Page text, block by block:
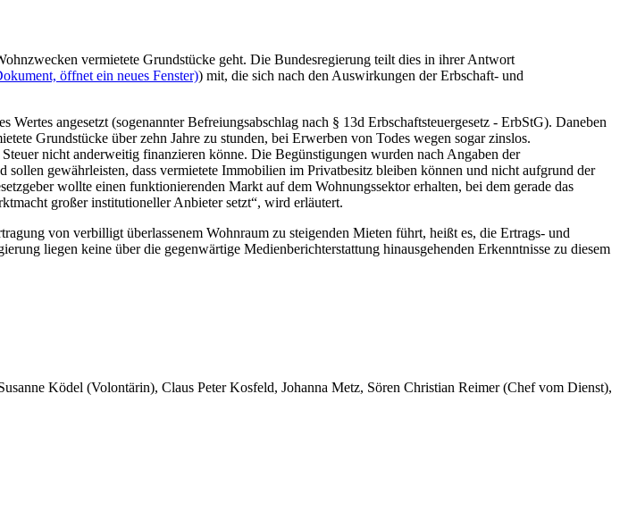
vermietete Grundstücke geht. Die Bundesregierung teilt dies in ihrer Antwort
öffnet ein neues Fenster)) mit, die sich nach den Auswirkungen der Erbschaft- und
angesetzt (sogenannter Befreiungsabschlag nach § 13d Erbschaftsteuergesetz - ErbStG). Daneben
Grundstücke über zehn Jahre zu stunden, bei Erwerben von Todes wegen sogar zinslos.
nicht anderweitig finanzieren könne. Die Begünstigungen wurden nach Angaben der
gewährleisten, dass vermietete Immobilien im Privatbesitz bleiben können und nicht aufgrund der
wollte einen funktionierenden Markt auf dem Wohnungssektor erhalten, bei dem gerade das
großer institutioneller Anbieter setzt“, wird erläutert.
von verbilligt überlassenem Wohnraum zu steigenden Mieten führt, heißt es, die Ertrags- und
liegen keine über die gegenwärtige Medienberichterstattung hinausgehenden Erkenntnisse zu diesem
Ködel (Volontärin), Claus Peter Kosfeld, Johanna Metz, Sören Christian Reimer (Chef vom Dienst),